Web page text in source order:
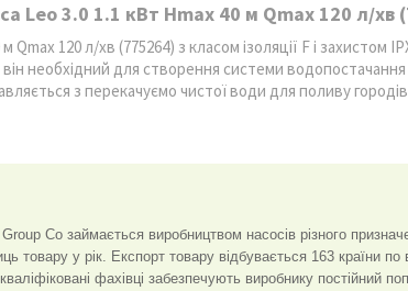
Leo 3.0 1.1 кВт Hmax 40 м Qmax 120 л/хв
120 л/хв (775264) з класом ізоляції F і захистом
необхідний для створення системи
з перекачуємо чистої води для поливу городів
Co займається виробництвом насосів різного
у рік. Експорт товару відбувається 163 країни по
фахівці забезпечують виробнику постійний